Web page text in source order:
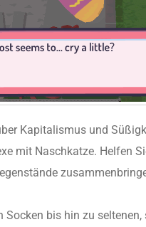
Kapitalismus und
mit Naschkatze. Helfen
Socken bis hin zu